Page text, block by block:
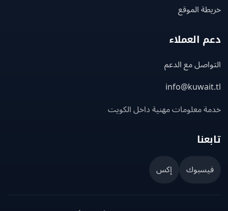
الموقع
العملاء
مع الدعم
معلومات مهنية داخل الكويت
إكس